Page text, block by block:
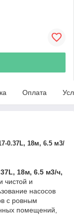
Оплата
0.37L, 18м, 6.5 м3/
18м, 6.5 м3/ч,
чистой и
насосов
с ровным
помещений,